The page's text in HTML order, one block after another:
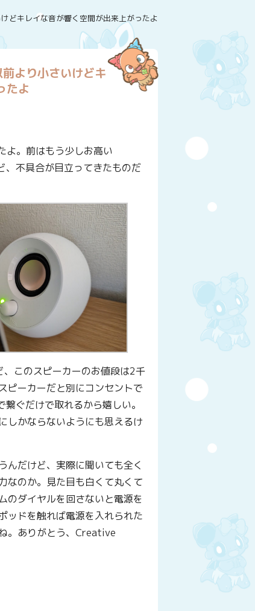
どキレイな音が響く空間が出来上がったよ
より小さいけどキ
たよ
よ。前はもう少しお高い
、不具合が目立ってきたものだ
このスピーカーのお値段は2千
ピーカーだと別にコンセントで
ぐだけで取れるから嬉しい。
しかならないようにも思えるけ
んだけど、実際に聞いても全く
なのか。見た目も白くて丸くて
のダイヤルを回さないと電源を
ッドを触れば電源を入れられた
。ありがとう、Creative